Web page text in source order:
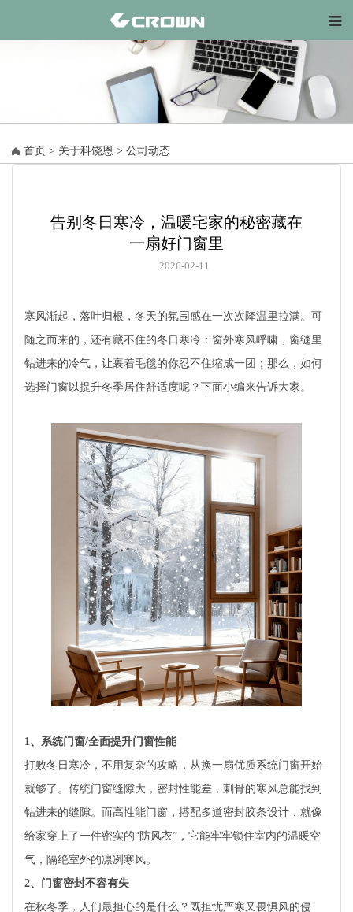
首页 > 关于科饶恩 > 公司动态
告别冬日寒冷，温暖宅家的秘密藏在
一扇好门窗里
2026-02-11
寒风渐起，落叶归根，冬天的氛围感在一次次降温里拉满。可
随之而来的，还有藏不住的冬日寒冷：窗外寒风呼啸，窗缝里
钻进来的冷气，让裹着毛毯的你忍不住缩成一团；那么，如何
选择门窗以提升冬季居住舒适度呢？下面小编来告诉大家。
1、系统门窗/全面提升门窗性能
打败冬日寒冷，不用复杂的攻略，从换一扇优质系统门窗开始
就够了。传统门窗缝隙大，密封性能差，刺骨的寒风总能找到
钻进来的缝隙。而高性能门窗，搭配多道密封胶条设计，就像
给家穿上了一件密实的“防风衣”，它能牢牢锁住室内的温暖空
气，隔绝室外的凛冽寒风。
2、门窗密封不容有失
在秋冬季，人们最担心的是什么？既担忧严寒又畏惧风的侵